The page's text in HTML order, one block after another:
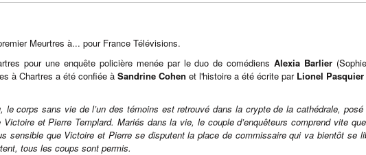
Meurtres à... pour France Télévisions.
pour une enquête policière menée par le duo de comédiens Alexia Barlier
à Chartres a été confiée à Sandrine Cohen et l'histoire a été écrite par Lionel Pasquier
le corps sans vie de l’un des témoins est retrouvé dans la crypte de la cathédrale,
et Pierre Templard. Mariés dans la vie, le couple d’enquêteurs comprend vite
sensible que Victoire et Pierre se disputent la place de commissaire qui va bientôt se
tous les coups sont permis.